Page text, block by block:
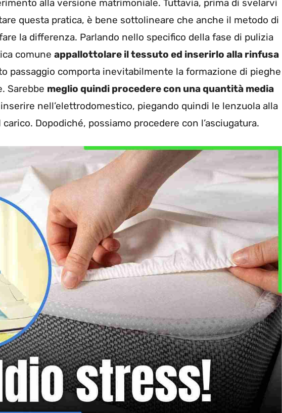
alla versione matrimoniale. Tuttavia, prima di svelarvi
questa pratica, è bene sottolineare che anche il metodo di
la differenza. Parlando nello specifico della fase di pulizia
comune appallottolare il tessuto ed inserirlo alla rinfusa
passaggio comporta inevitabilmente la formazione di pieghe
Sarebbe meglio quindi procedere con una quantità media
nell’elettrodomestico, piegando quindi le lenzuola alla
Dopodiché, possiamo procedere con l’asciugatura.